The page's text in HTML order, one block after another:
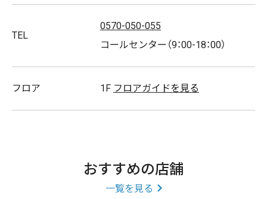
まずは体験から始めてみませんか？
音楽にノッて楽しく、でも確実に効かせる60分間をまず
はトライアルからどうぞ。
ピラティスKでは無料体験実施中、しかも手ぶらでOK、
TEL
0570-050-055
コールセンター（9：00-18：00）
フロア 1F フロアガイドを見る
おすすめの店舗
一覧を見る